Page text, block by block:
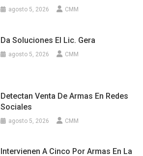
agosto 5, 2026 CMM
Da Soluciones El Lic. Gera
agosto 5, 2026 CMM
Detectan Venta De Armas En Redes
Sociales
agosto 5, 2026 CMM
Intervienen A Cinco Por Armas En La